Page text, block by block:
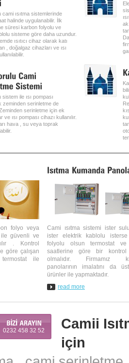
cami ısıtma sistemlerinde
halinde uygulanabilir. İlk
süresi karbon folyolu ve
sisteme göre daha uzundur.
ısıtıcı cihaz olarak katı
, doğalgaz cihazları ve ısı
ile ısı pompası
zeminden serinletme de
serinletme için ek
ve ısı pompası cihazı kullanılır.
hava , su veya toprak
folyo veya
güvenli ve
. Kontrol
göre çalışan
ile
Cami ısıtma sistemi ister
ister elektrik kablolu
folyolu olsun termostat ve
saatlerine göre bir kontrol
olmalıdır. Firmamız
panolarının imalatını da
ürünler ile yapmaktadır.
read more
0232 458 32 52
Camii
için